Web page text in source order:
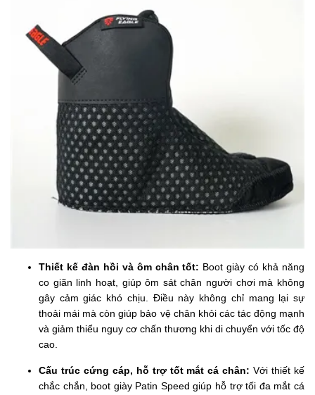
Thiết kế đàn hồi và ôm chân tốt: Boot giày có khả năng
co giãn linh hoạt, giúp ôm sát chân người chơi mà không
gây cảm giác khó chịu. Điều này không chỉ mang lại sự
thoải mái mà còn giúp bảo vệ chân khỏi các tác động mạnh
và giảm thiểu nguy cơ chấn thương khi di chuyển với tốc độ
cao.
Cấu trúc cứng cáp, hỗ trợ tốt mắt cá chân:Với thiết kế
chắc chắn, boot giày Patin Speed giúp hỗ trợ tối đa mắt cá